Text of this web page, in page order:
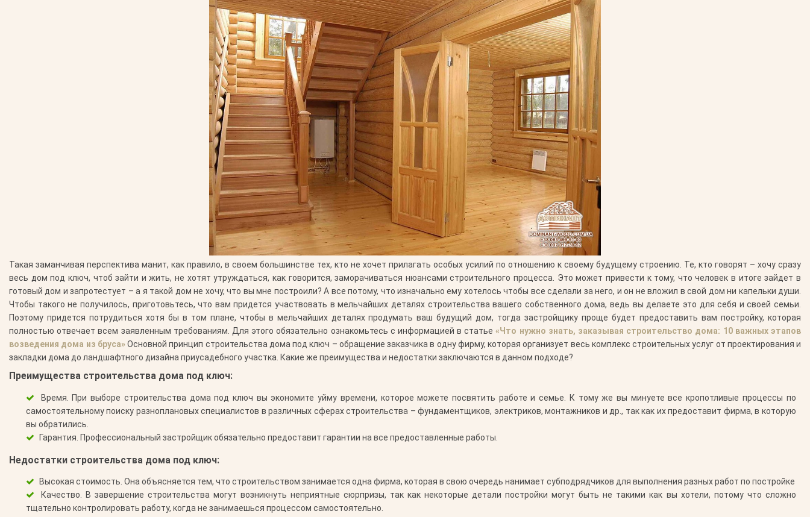
Такая заманчивая перспектива манит, как правило, в своем большинстве тех, кто не хочет прилагать особых усилий по отношению к своему будущему строению. Те, кто говорят – хочу сразу
весь дом под ключ, чтоб зайти и жить, не хотят утруждаться, как говорится, заморачиваться нюансами строительного процесса. Это может привести к тому, что человек в итоге зайдет в
готовый дом и запротестует – а я такой дом не хочу, что вы мне построили? А все потому, что изначально ему хотелось чтобы все сделали за него, и он не вложил в свой дом ни капельки души.
Чтобы такого не получилось, приготовьтесь, что вам придется участвовать в мельчайших деталях строительства вашего собственного дома, ведь вы делаете это для себя и своей семьи.
Поэтому придется потрудиться хотя бы в том плане, чтобы в мельчайших деталях продумать ваш будущий дом, тогда застройщику проще будет предоставить вам постройку, которая
полностью отвечает всем заявленным требованиям. Для этого обязательно ознакомьтесь с информацией в статье «Что нужно знать, заказывая строительство дома: 10 важных этапов
возведения дома из бруса» Основной принцип строительства дома под ключ – обращение заказчика в одну фирму, которая организует весь комплекс строительных услуг от проектирования и
закладки дома до ландшафтного дизайна приусадебного участка. Какие же преимущества и недостатки заключаются в данном подходе?
Преимущества строительства дома под ключ:
Время.
При выборе строительства дома под ключ вы экономите уйму времени, которое можете посвятить работе и семье. К тому же вы минуете все кропотливые процессы по
самостоятельному поиску разноплановых специалистов в различных сферах строительства – фундаментщиков, электриков, монтажников и др., так как их предоставит фирма, в которую
вы обратились.
Гарантия. Профессиональный застройщик обязательно предоставит гарантии на все предоставленные работы.
Недостатки строительства дома под ключ:
Высокая стоимость. Она объясняется тем, что строительством занимается одна фирма, которая в свою очередь нанимает субподрядчиков для выполнения разных работ по постройке
Качество. В завершение строительства могут возникнуть неприятные сюрпризы, так как некоторые детали постройки могут быть не такими как вы хотели, потому что сложно
тщательно контролировать работу, когда не занимаешься процессом самостоятельно.